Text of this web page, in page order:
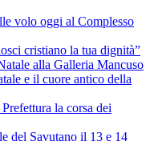
volo oggi al Complesso
cristiano la tua dignità”
alla Galleria Mancuso
e il cuore antico della
la corsa dei
del Savutano il 13 e 14